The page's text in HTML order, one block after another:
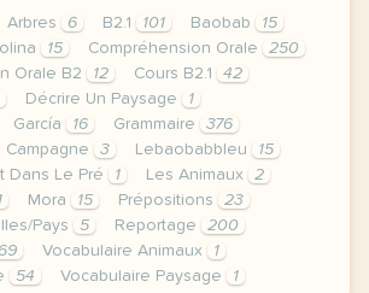
Arbres 6 B2.1 101 Baobab
15
15 Compréhension Orale
250
Orale B2
12 Cours B2.1
42
Décrire Un Paysage
1
García 16 Grammaire
376
Campagne 3 Lebaobabbleu
15
Dans Le Pré
1 Les Animaux
2
Mora 15 Prépositions
23
Pays
5 Reportage
200
Vocabulaire Animaux
1
54 Vocabulaire Paysage 1